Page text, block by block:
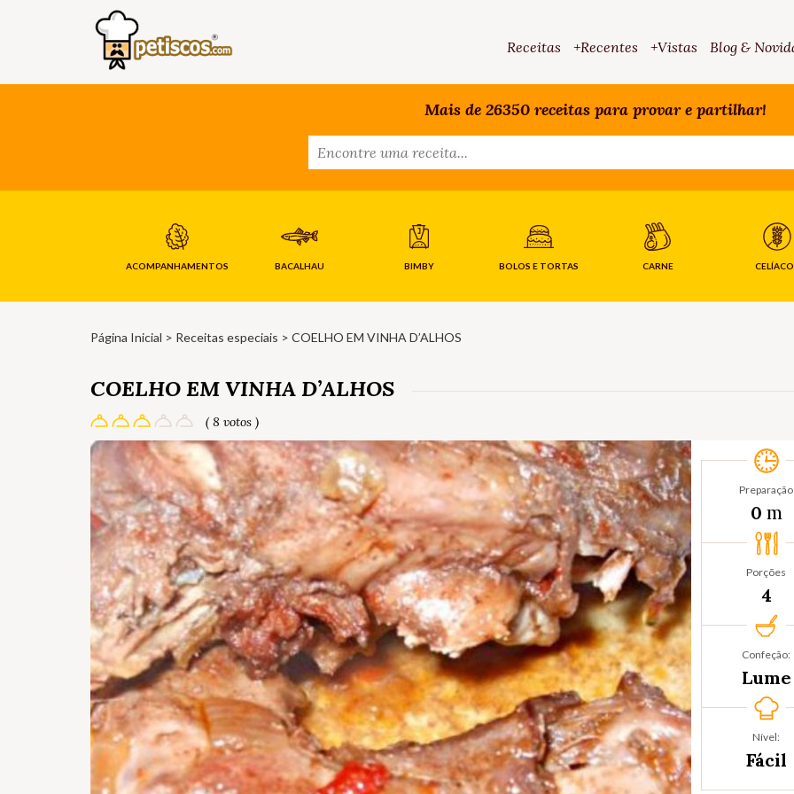
Receitas +Recentes +Vistas Blog &
Mais de 26350 receitas para provar e partilhar!
ACOMPANHAMENTOS BACALHAU BIMBY BOLOS E TORTAS CARNE
Página Inicial > Receitas especiais > COELHO EM VINHA D’ALHOS
COELHO EM VINHA D’ALHOS
( 8 votos )
Preparação
0 m
Porções
4
Confeção:
Lume
Nível:
Fácil